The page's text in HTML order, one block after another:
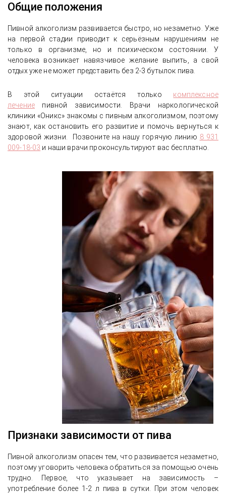
Общие положения
Пивной алкоголизм развивается быстро, но незаметно. Уже
на первой стадии приводит к серьёзным нарушениям не
только в организме, но и психическом состоянии. У
человека возникает навязчивое желание выпить, а свой
отдых уже не может представить без 2-3 бутылок пива.
В этой ситуации остаётся только комплексное
лечениепивной зависимости. Врачи наркологической
клиники «Оникс» знакомы с пивным алкоголизмом, поэтому
знают, как остановить его развитие и помочь вернуться к
здоровой жизни. Позвоните на нашу горячую линию 8 931
009-18-03 и наши врачи проконсультируют вас бесплатно.
Признаки зависимости от пива
Пивной алкоголизм опасен тем, что развивается незаметно,
поэтому уговорить человека обратиться за помощью очень
трудно. Первое, что указывает на зависимость –
употребление более 1-2 л пива в сутки. При этом человек